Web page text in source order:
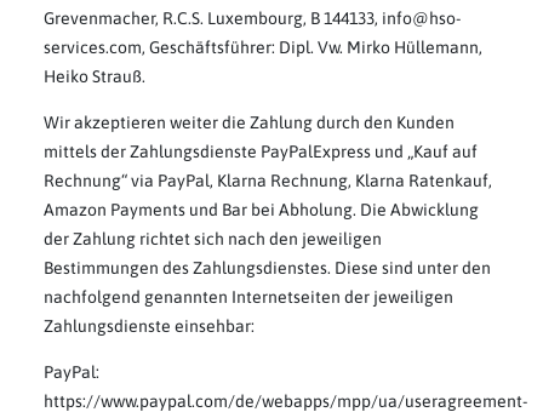
Grevenmacher, R.C.S. Luxembourg, B 144133, info@hso-
services.com, Geschäftsführer: Dipl. Vw. Mirko Hüllemann,
Heiko Strauß.
Wir akzeptieren weiter die Zahlung durch den Kunden
mittels der Zahlungsdienste PayPalExpress und „Kauf auf
Rechnung“ via PayPal, Klarna Rechnung, Klarna Ratenkauf,
Amazon Payments und Bar bei Abholung. Die Abwicklung
der Zahlung richtet sich nach den jeweiligen
Bestimmungen des Zahlungsdienstes. Diese sind unter den
nachfolgend genannten Internetseiten der jeweiligen
Zahlungsdienste einsehbar:
PayPal:
https://www.paypal.com/de/webapps/mpp/ua/useragreement-